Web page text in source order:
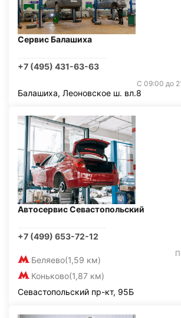
Сервис Балашиха
+7 (495) 431-63-63
С 09:00 до
Балашиха, Леоновское ш. вл.8
Автосервис Севастопольский
+7 (499) 653-72-12
Беляево(1,59 км)
Коньково(1,87 км)
Севастопольский пр-кт, 95Б